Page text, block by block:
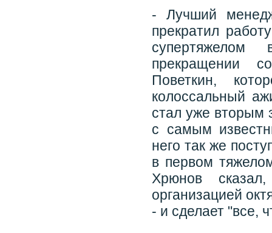
- Лучший
прекратил
прекращении
Поветкин,
колоссальный
стал уже вторым
с самым
него так же
в первом
Хрюнов
организацией
- и сделает "все,